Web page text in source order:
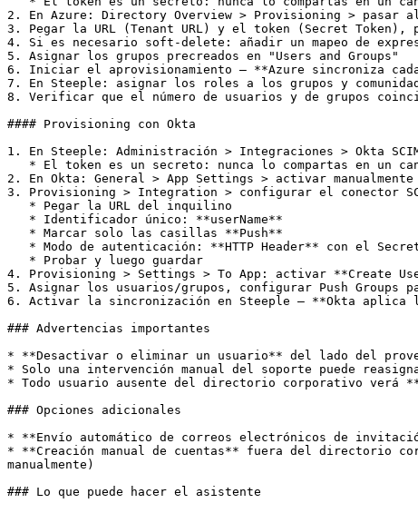
2. En Azure: Directory Overview > Provisioning > pasar
3. Pegar la URL (Tenant URL) y el token (Secret Token),
4. Si es necesario soft-delete: añadir un mapeo de
5. Asignar los grupos precreados en "Users and Groups"
6. Iniciar el aprovisionamiento — **Azure sincroniza
7. En Steeple: asignar los roles a los grupos y
8. Verificar que el número de usuarios y de grupos
#### Provisioning con Okta
1. En Steeple: Administración > Integraciones > Okta
2. En Okta: General > App Settings > activar
3. Provisioning > Integration > configurar el conector
4. Provisioning > Settings > To App: activar **Create
5. Asignar los usuarios/grupos, configurar Push Groups
6. Activar la sincronización en Steeple — **Okta aplica
### Advertencias importantes
* **Desactivar o eliminar un usuario** del lado del
* Solo una intervención manual del soporte puede
* Todo usuario ausente del directorio corporativo verá
### Opciones adicionales
* **Envío automático de correos electrónicos de
* **Creación manual de cuentas** fuera del directorio
manualmente)
### Lo que puede hacer el asistente